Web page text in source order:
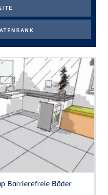
Barrierefreie Bäder